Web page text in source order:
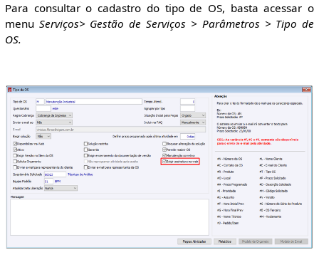
Para consultar o cadastro do tipo de OS, basta acessar o
menu Serviços> Gestão de Serviços > Parâmetros > Tipo de
OS.